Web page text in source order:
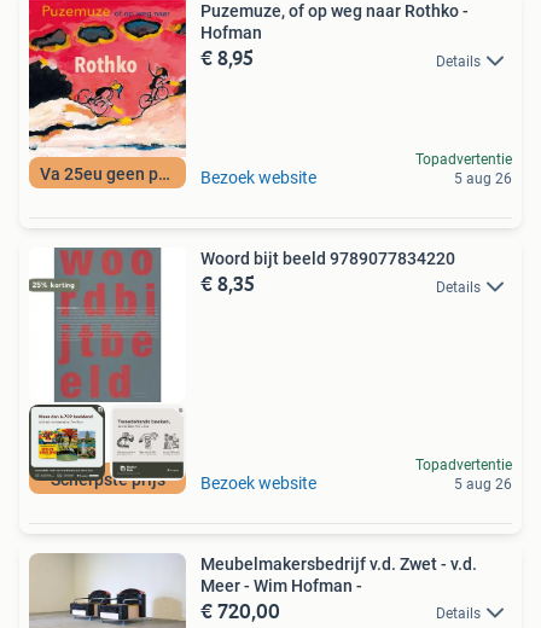
Va 25eu geen porto
Puzemuze, of op weg naar Rothko -
Hofman
€ 8,95 Details
Bezoek website
Topadvertentie
5 aug 26
Scherpste prijs
Woord bijt beeld 9789077834220
€ 8,35 Details
Bezoek website
Topadvertentie
5 aug 26
Meubelmakersbedrijf v.d. Zwet - v.d.
Meer - Wim Hofman -
€ 720,00 Details